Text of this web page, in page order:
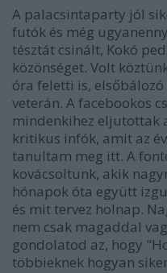
A palacsintaparty jól
futók és még
tésztát csinált, Kokó
közönséget. Volt
óra feletti is,
veterán. A facebookos
mindenkihez eljutottak
kritikus infók, amit az
tanultam meg itt. A
kovácsoltunk, akik
hónapok óta együtt
és mit tervez holnap.
nem csak magaddal
gondolatod az, hogy
többieknek hogyan